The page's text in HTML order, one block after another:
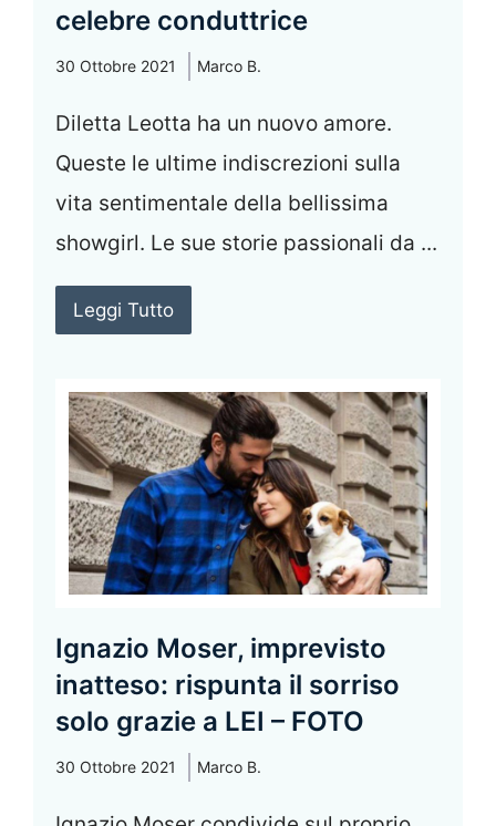
celebre conduttrice
30 Ottobre 2021 Marco B.
Diletta Leotta ha un nuovo amore.
Queste le ultime indiscrezioni sulla
vita sentimentale della bellissima
showgirl. Le sue storie passionali da ...
Leggi Tutto
Ignazio Moser, imprevisto
inatteso: rispunta il sorriso
solo grazie a LEI – FOTO
30 Ottobre 2021 Marco B.